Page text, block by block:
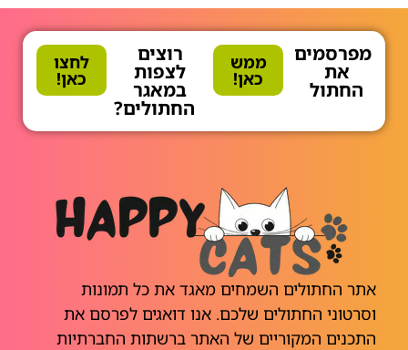
מפרסמים
את
החתול
ממש
כאן!
רוצים
לצפות
במאגר
החתולים?
לחצו
כאן!
אתר החתולים השמחים מאגד את כל תמונות
וסרטוני החתולים שלכם. אנו דואגים לפרסם את
התכנים המקוריים של האתר ברשתות החברתיות